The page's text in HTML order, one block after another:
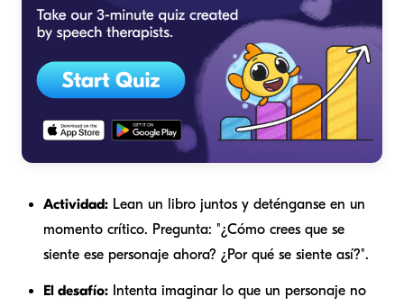
Actividad: Lean un libro juntos y deténganse en un
momento crítico. Pregunta: "¿Cómo crees que se
siente ese personaje ahora? ¿Por qué se siente así?".
El desafío: Intenta imaginar lo que un personaje no